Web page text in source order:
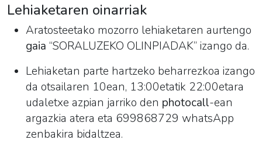
Lehiaketaren oinarriak
Aratosteetako mozorro lehiaketaren aurtengo
gaia “SORALUZEKO OLINPIADAK” izango da.
Lehiaketan parte hartzeko beharrezkoa izango
da otsailaren 10ean, 13:00etatik 22:00etara
udaletxe azpian jarriko den photocall-ean
argazkia atera eta 699868729 whatsApp
zenbakira bidaltzea.